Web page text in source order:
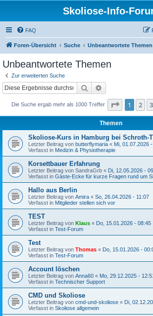
Skoliose-Info-
FAQ
Foren-Übersicht Suche Unbeantwortete Themen
Unbeantwortete Themen
Zur erweiterten Suche
Suche
Die Suche ergab mehr als 1000 Treffer Seite 1von
1 2 3
Themen
Skoliose-Kurs in Hamburg bei Schroth-
Letzter Beitrag von butterflymaria « Mi, 01.07.2026
Verfasst in Medizin & Physiotherapie
Korsettbauer Erfahrung
Letzter Beitrag von SandraGrb « Di, 12.05.2026 -
Verfasst in Gäste-Ecke für kurze Fragen rund um
Hallo aus Berlin
Letzter Beitrag von Amira « So, 26.04.2026 - 11:07
Verfasst in Mitglieder stellen sich vor
TEST
Letzter Beitrag von Klaus « Do, 15.01.2026 - 08:45
Verfasst in Test-Forum
Test
Letzter Beitrag von Thomas « Do, 15.01.2026 -
Verfasst in Test-Forum
Account löschen
Letzter Beitrag von Anna60 « Mo, 29.12.2025 -
Verfasst in Technischer Support
CMD und Skoliose
Letzter Beitrag von cmd-und-skoliose « Di,
Verfasst in Skoliose allgemein